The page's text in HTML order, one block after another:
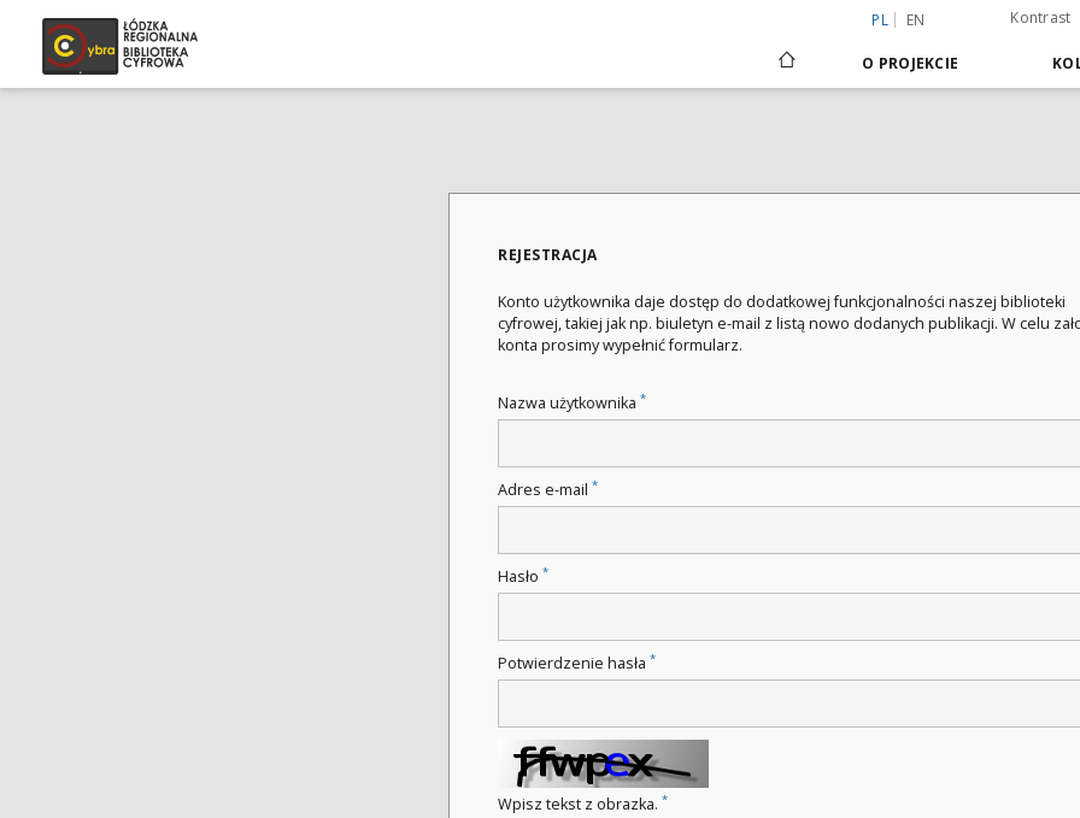
PL EN Kontrast
O PROJEKCIE
REJESTRACJA
Konto użytkownika daje dostęp do dodatkowej funkcjonalności naszej biblioteki
cyfrowej, takiej jak np. biuletyn e-mail z listą nowo dodanych publikacji. W celu
konta prosimy wypełnić formularz.
Nazwa użytkownika *
Adres e-mail *
Hasło *
Potwierdzenie hasła *
Wpisz tekst z obrazka. *